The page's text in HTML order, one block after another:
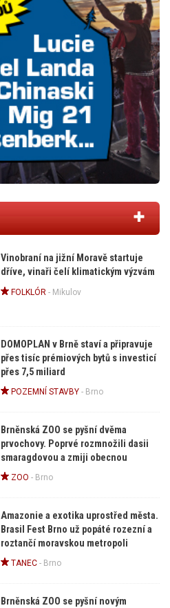
Vinobraní na jižní Moravě startuje
dříve, vinaři čelí klimatickým výzvám
FOLKLÓR - Mikulov
DOMOPLAN v Brně staví a připravuje
přes tisíc prémiových bytů s investicí
přes 7,5 miliard
POZEMNÍ STAVBY- Brno
Brněnská ZOO se pyšní dvěma
prvochovy. Poprvé rozmnožili dasii
smaragdovou a zmiji obecnou
ZOO - Brno
Amazonie a exotika uprostřed města.
Brasil Fest Brno už popáté rozezní a
roztančí moravskou metropoli
TANEC- Brno
Brněnská ZOO se pyšní novým